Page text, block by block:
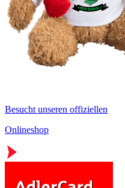
Besucht unseren offiziellen
Onlineshop